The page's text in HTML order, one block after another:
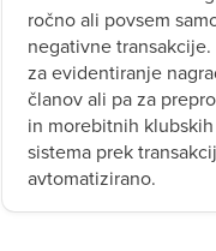
ročno ali povsem
negativne
za evidentiranje
članov ali pa za
in morebitnih
sistema prek
avtomatizirano.